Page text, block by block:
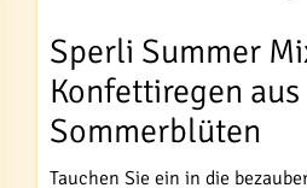
Sperli Summer
Konfettiregen aus
Sommerblüten
Tauchen Sie ein in die